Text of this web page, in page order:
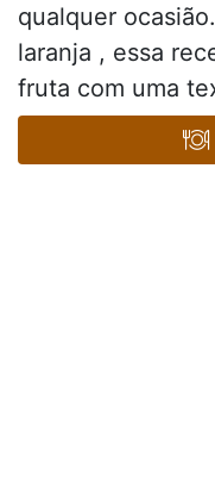
qualquer
laranja , essa
fruta com uma